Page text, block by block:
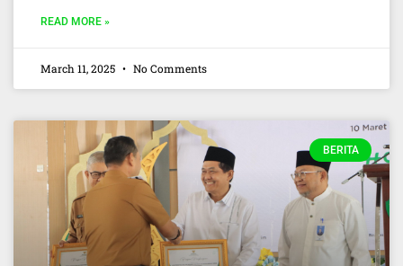
READ MORE »
March 11, 2025 No Comments
BERITA